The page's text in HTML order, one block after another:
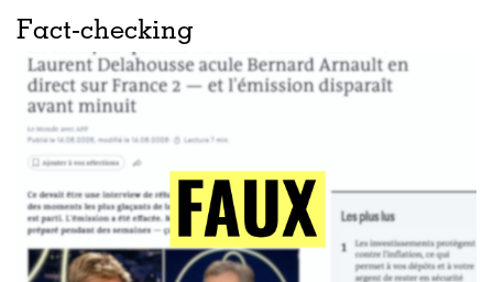
Fact-checking